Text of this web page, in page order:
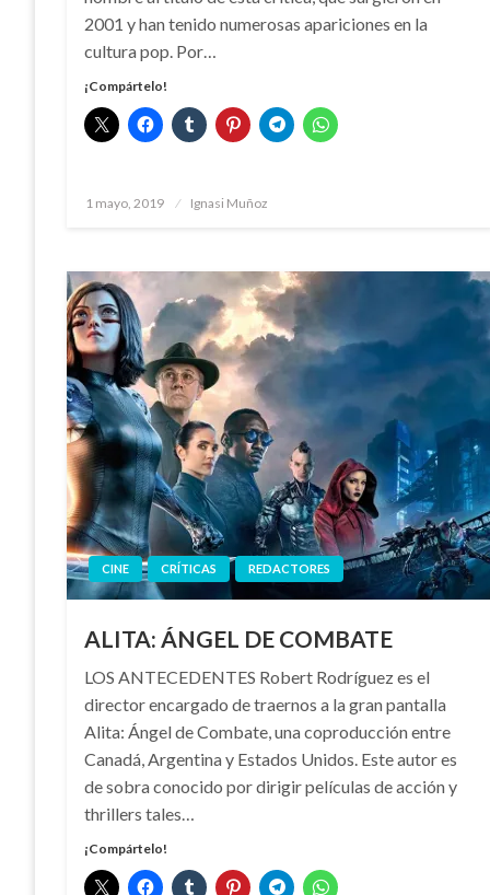
2001 y han tenido numerosas apariciones en la
cultura pop. Por…
¡Compártelo!
Publicado
1 mayo, 2019 Ignasi Muñoz
CINE CRÍTICAS REDACTORES
ALITA: ÁNGEL DE COMBATE
LOS ANTECEDENTES Robert Rodríguez es el
director encargado de traernos a la gran pantalla
Alita: Ángel de Combate, una coproducción entre
Canadá, Argentina y Estados Unidos. Este autor es
de sobra conocido por dirigir películas de acción y
thrillers tales…
¡Compártelo!